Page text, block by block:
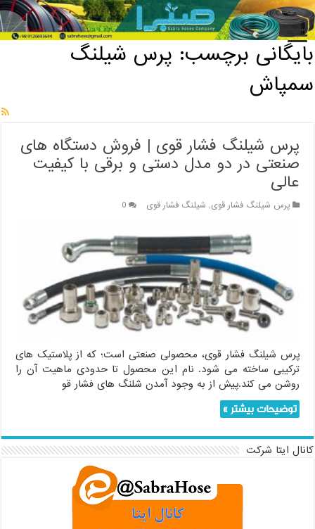
خانه / بایگانی برچسب: پرس شیلنگ سمپاش
بایگانی برچسب: پرس شیلنگ
سمپاش
پرس شیلنگ فشار قوی | فروش دستگاه های
صنعتی در دو مدل دستی و برقی با کیفیت
عالی
پرس شیلنگ فشار قوی, شیلنگ فشار قوی 0
پرس شیلنگ فشار قوی، محصولی صنعتی است؛ که از پلاستیک های
ترکیبی ساخته می شود. نام این محصول تا حدودی ماهیت آن را
روشن می کند.پیش از به وجود آمدن شلنگ های فشار قو
توضیحات بیشتر »
کانال ایتا شرکت